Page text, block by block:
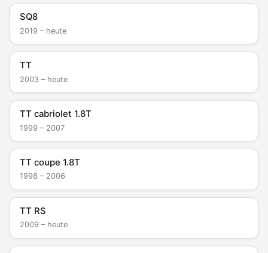
SQ8
2019 – heute
TT
2003 – heute
TT cabriolet 1.8T
1999 – 2007
TT coupe 1.8T
1998 – 2006
TT RS
2009 – heute